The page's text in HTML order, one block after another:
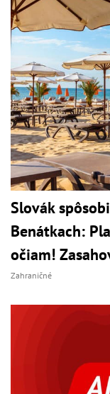
Slovák
Benátkach:
očiam!
Zahraničné